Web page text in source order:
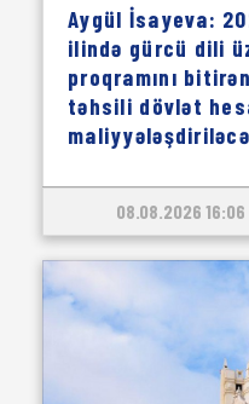
Aygül İsayeva:
ilində gürcü dili
proqramını
təhsili dövlət
08.08.2026 16:06